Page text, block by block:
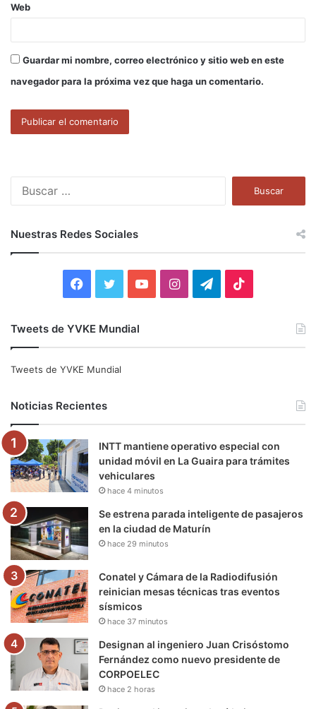
Web
Guardar mi nombre, correo electrónico y sitio web en este
navegador para la próxima vez que haga un comentario.
:
Nuestras Redes Sociales
e
o
o
k
t
e
r
b
e
I
g
r
m
r
a
k
Tweets de YVKE Mundial
Tweets de YVKE Mundial
Noticias Recientes
INTT mantiene operativo especial con
unidad móvil en La Guaira para trámites
vehiculares
hace 4 minutos
Se estrena parada inteligente de pasajeros
en la ciudad de Maturín
hace 29 minutos
Conatel y Cámara de la Radiodifusión
reinician mesas técnicas tras eventos
sísmicos
hace 37 minutos
Designan al ingeniero Juan Crisóstomo
Fernández como nuevo presidente de
CORPOELEC
hace 2 horas